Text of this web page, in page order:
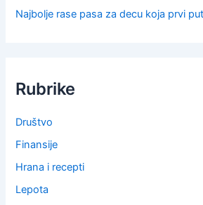
Najbolje rase pasa za decu koja prvi
Rubrike
Društvo
Finansije
Hrana i recepti
Lepota